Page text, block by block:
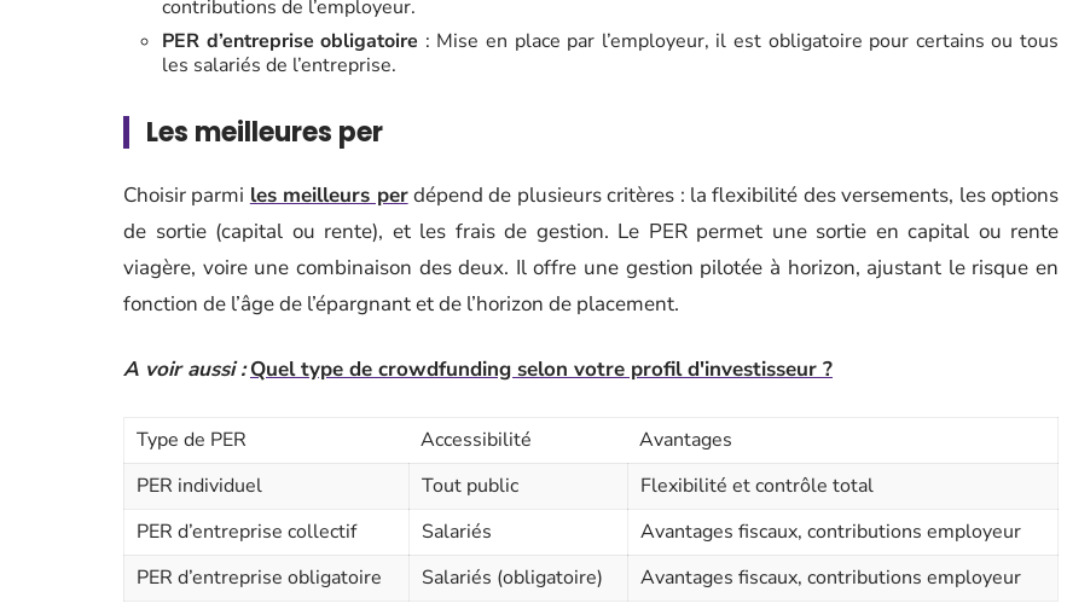
contributions de l’employeur.
PER d’entreprise obligatoire : Mise en place par l’employeur, il est obligatoire pour certains ou tous
les salariés de l’entreprise.
Les meilleures per
Choisir parmi les meilleurs perdépend de plusieurs critères : la flexibilité des versements, les options
de sortie (capital ou rente), et les frais de gestion. Le PER permet une sortie en capital ou rente
viagère, voire une combinaison des deux. Il offre une gestion pilotée à horizon, ajustant le risque en
fonction de l’âge de l’épargnant et de l’horizon de placement.
A voir aussi : Quel type de crowdfunding selon votre profil d'investisseur ?
Type de PER Accessibilité
Avantages
PER individuel
Tout public
Flexibilité et contrôle total
PER d’entreprise collectif
Salariés
Avantages fiscaux, contributions employeur
PER d’entreprise obligatoire
Salariés (obligatoire) Avantages fiscaux, contributions employeur